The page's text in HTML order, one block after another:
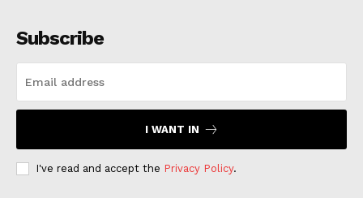
Subscribe
I WANT IN
I've read and accept the Privacy Policy.